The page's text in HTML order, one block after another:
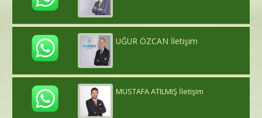
UĞUR ÖZCAN İletişim
MUSTAFA ATILMIŞ İletişim